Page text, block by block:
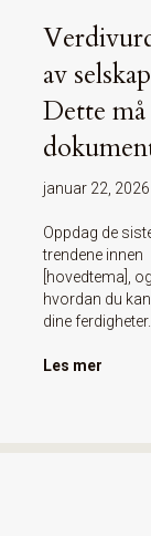
av
Dette
januar 22, 2026
Oppdag de
trendene innen
[hovedtema],
hvordan du
dine ferdigheter.
Les mer